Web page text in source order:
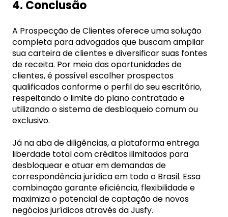
4. Conclusão
A Prospecção de Clientes oferece uma solução
completa para advogados que buscam ampliar
sua carteira de clientes e diversificar suas fontes
de receita. Por meio das oportunidades de
clientes, é possível escolher prospectos
qualificados conforme o perfil do seu escritório,
respeitando o limite do plano contratado e
utilizando o sistema de desbloqueio comum ou
exclusivo.
Já na aba de diligências, a plataforma entrega
liberdade total com créditos ilimitados para
desbloquear e atuar em demandas de
correspondência jurídica em todo o Brasil. Essa
combinação garante eficiência, flexibilidade e
maximiza o potencial de captação de novos
negócios jurídicos através da Jusfy.